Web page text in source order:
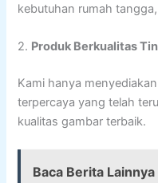
kebutuhan rumah
2. Produk Berkualitas
Kami hanya
terpercaya yang telah
kualitas gambar terbaik.
Baca Berita Lainnya